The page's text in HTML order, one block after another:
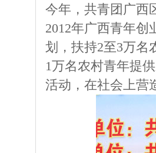
今年，共青团广西
2012年广西青年
划，扶持2至3万名
1万名农村青年提
活动，在社会上营